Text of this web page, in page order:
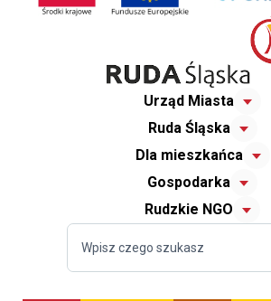
Urząd Miasta
Ruda Śląska
Dla mieszkańca
Gospodarka
Rudzkie NGO